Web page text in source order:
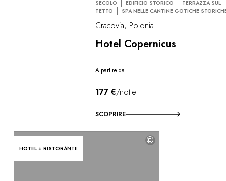
SECOLO EDIFICIO STORICO
TERRAZZA SUL
TETTO
SPA NELLE CANTINE GOTICHE
Cracovia, Polonia
Hotel Copernicus
A partire da
177 €/notte
SCOPRIRE
HOTEL + RISTORANTE
©